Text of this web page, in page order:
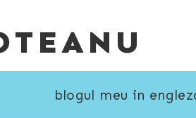
blogul meu in